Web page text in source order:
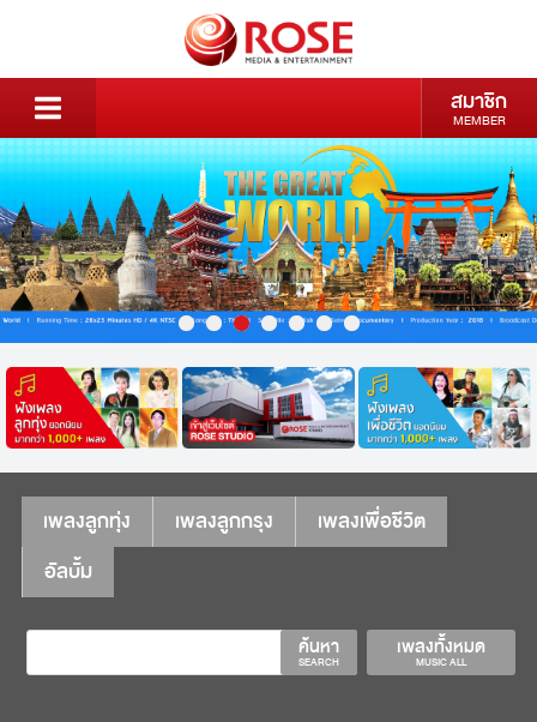
สมาชิก
MEMBER
เพลงลูกทุ่ง เพลงลูกกรุง
เพลงเพื่อชีวิต
อัลบั้ม
เพลงทั้งหมด
MUSIC ALL
ค้นหา
SEARCH